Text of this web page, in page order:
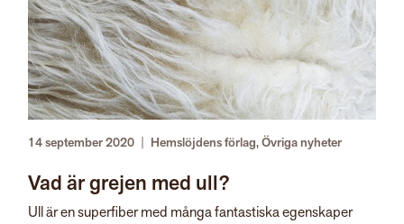
14 september 2020 Hemslöjdens förlag,Övriga nyheter
Vad är grejen med ull?
​Ull är en superfiber med många fantastiska egenskaper